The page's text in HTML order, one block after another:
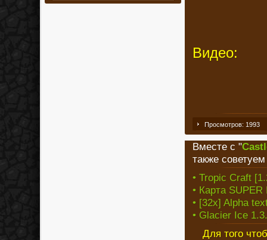
Видео:
Просмотров: 1993
Вместе с "
также
• Tropic Craft
• Карта
• [32x] Alpha
• Glacier Ice
Для того